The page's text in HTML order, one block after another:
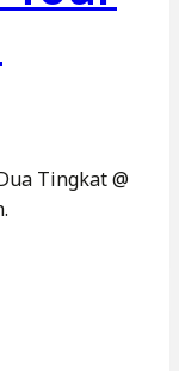
Tingkat @